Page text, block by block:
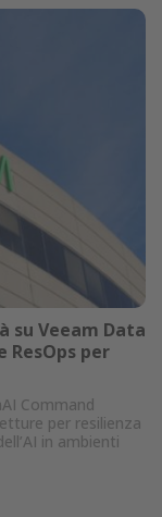
su Veeam Data
per
Command
per resilienza
in ambienti